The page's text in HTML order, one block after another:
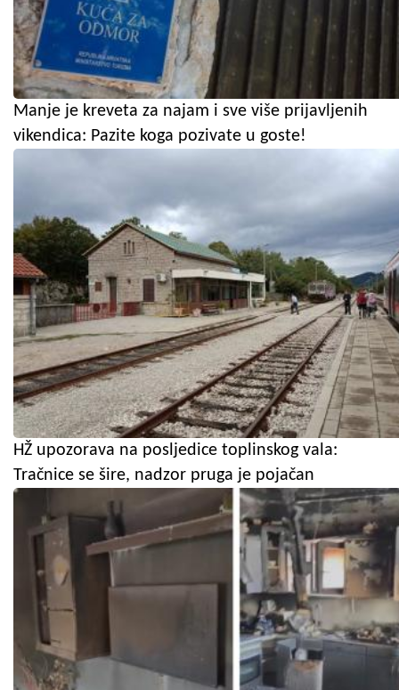
Manje je kreveta za najam i sve više prijavljenih
vikendica: Pazite koga pozivate u goste!
HŽ upozorava na posljedice toplinskog vala:
Tračnice se šire, nadzor pruga je pojačan